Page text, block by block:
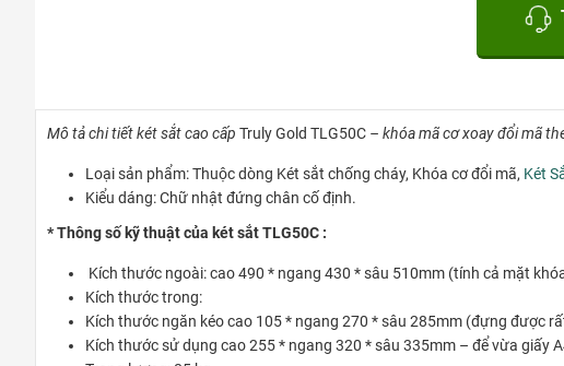
Mô tả chi tiết két sắt cao cấp Truly Gold TLG50C – khóa mã cơ xoay đổi mã
Loại sản phẩm: Thuộc dòng Két sắt chống cháy, Khóa cơ đổi mã, Két
Kiểu dáng: Chữ nhật đứng chân cố định.
* Thông số kỹ thuật của két sắt TLG50C :
Kích thước ngoài: cao 490 * ngang 430 * sâu 510mm (tính cả mặt
Kích thước trong:
Kích thước ngăn kéo cao 105 * ngang 270 * sâu 285mm (đựng được
Kích thước sử dụng cao 255 * ngang 320 * sâu 335mm – để vừa giấy